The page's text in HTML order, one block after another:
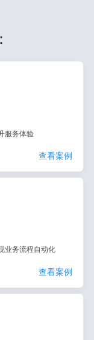
服务体验
查看案例
业务流程自动化
查看案例